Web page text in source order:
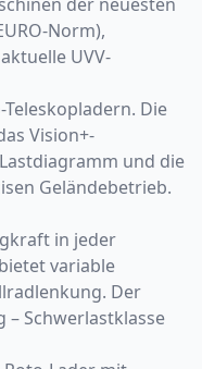
Norm),
UVV-
Die
Vision+-
und die
Geländebetrieb.
in jeder
variable
Der
– Schwerlastklasse